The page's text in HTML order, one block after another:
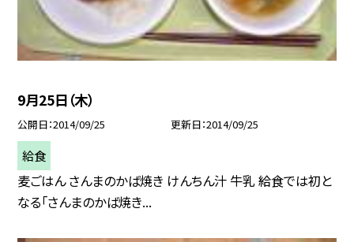
9月25日（木）
公開日 2014/09/25 更新日 2014/09/25
給食
麦ごはん さんまのかば焼き けんちん汁 牛乳 給食では初と
なる「さんまのかば焼き...